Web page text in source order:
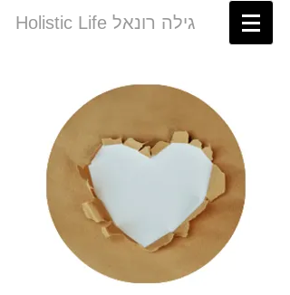
Holistic Life גילה רונאל